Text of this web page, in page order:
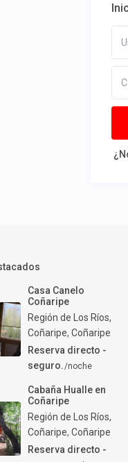
Casa Canelo
Coñaripe
Región de Los Ríos,
Coñaripe,Coñaripe
Reserva directo -
seguro./noche
Cabaña Hualle en
Coñaripe
Región de Los Ríos,
Coñaripe,Coñaripe
Reserva directo -